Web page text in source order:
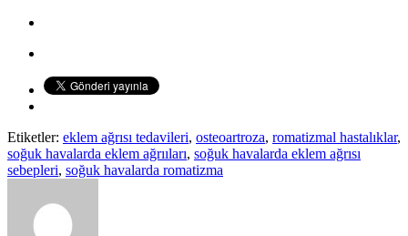
Etiketler: eklem ağrısı tedavileri, osteoartroza, romatizmal hastalıklar,
soğuk havalarda eklem ağrııları, soğuk havalarda eklem ağrısı
sebepleri, soğuk havalarda romatizma